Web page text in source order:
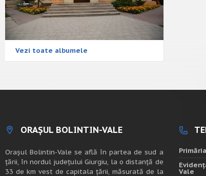
Vezi toate albumele
ORAȘUL BOLINTIN-VALE
Oraşul Bolintin-Vale se află în partea de sud a
ţării, în nordul judeţului Giurgiu, la o distanţă de
33 de km vest de capitala țării, măsurată de la
Vale